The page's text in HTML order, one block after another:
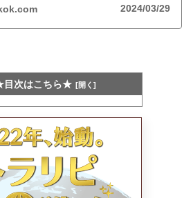
2024/03/29
次はこちら★